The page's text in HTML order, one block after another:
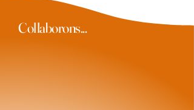
Collaborons...